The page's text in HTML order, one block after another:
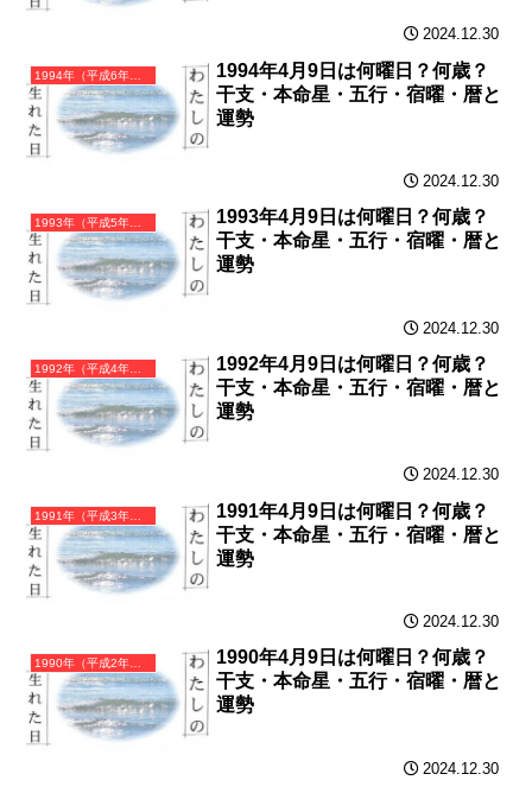
2024.12.30
1994年（平成6年）甲戌（きのえいぬ）・戌年（いぬ年）カレンダー（月曜はじまり）
1994年4月9日は何曜日？何歳？
干支・本命星・五行・宿曜・暦と
運勢
2024.12.30
1993年（平成5年）癸酉（みずのととり）・酉年（とり年）カレンダー（月曜はじまり）
1993年4月9日は何曜日？何歳？
干支・本命星・五行・宿曜・暦と
運勢
2024.12.30
1992年（平成4年）壬申（みずのえさる）・申年（さる年）カレンダー（月曜はじまり）
1992年4月9日は何曜日？何歳？
干支・本命星・五行・宿曜・暦と
運勢
2024.12.30
1991年（平成3年）辛未（かのとひつじ）・未年（ひつじ年）カレンダー（月曜はじまり）
1991年4月9日は何曜日？何歳？
干支・本命星・五行・宿曜・暦と
運勢
2024.12.30
1990年（平成2年）庚午（かのえうま）・午年（うま年）カレンダー（月曜はじまり）
1990年4月9日は何曜日？何歳？
干支・本命星・五行・宿曜・暦と
運勢
2024.12.30